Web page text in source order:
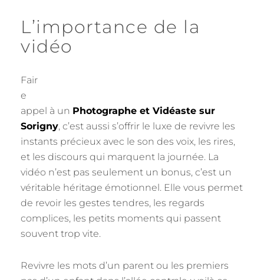
L’importance de la
vidéo
Fair
e
appel à un Photographe et Vidéaste sur
Sorigny, c’est aussi s’offrir le luxe de revivre les
instants précieux avec le son des voix, les rires,
et les discours qui marquent la journée. La
vidéo n’est pas seulement un bonus, c’est un
véritable héritage émotionnel. Elle vous permet
de revoir les gestes tendres, les regards
complices, les petits moments qui passent
souvent trop vite.
Revivre les mots d’un parent ou les premiers